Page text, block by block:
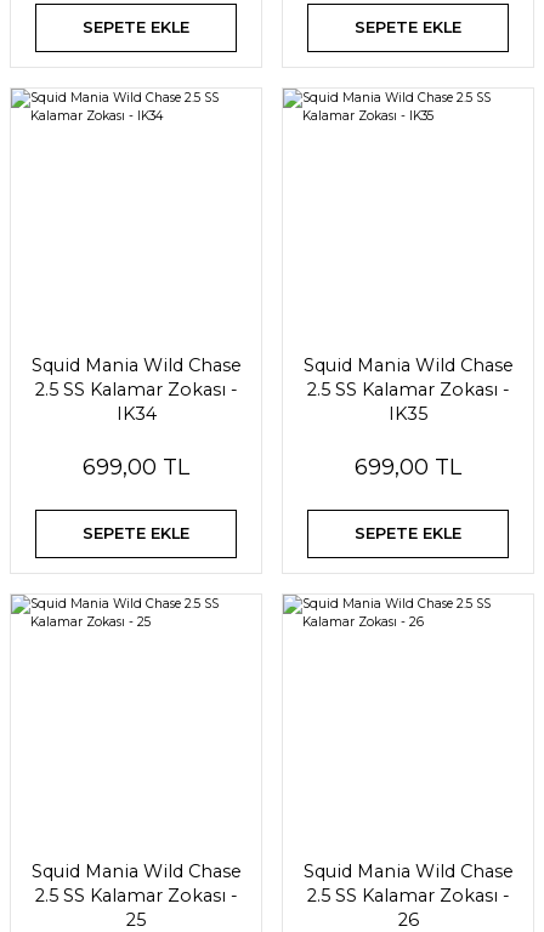
SEPETE EKLE SEPETE EKLE
Squid Mania Wild Chase
2.5 SS Kalamar Zokası -
IK34
699,00 TL
SEPETE EKLE
Squid Mania Wild Chase
2.5 SS Kalamar Zokası -
IK35
699,00 TL
SEPETE EKLE
Squid Mania Wild Chase
2.5 SS Kalamar Zokası -
25
Squid Mania Wild Chase
2.5 SS Kalamar Zokası -
26